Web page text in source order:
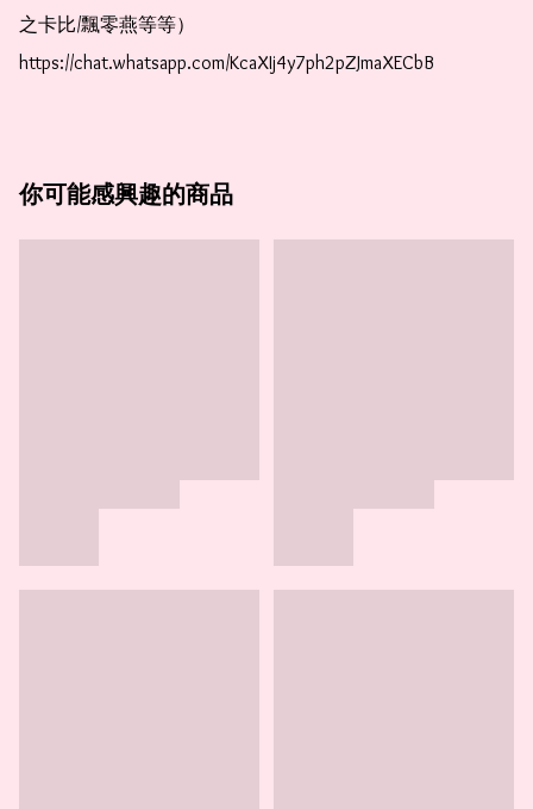
之卡比/飄零燕等等）
https://chat.whatsapp.com/KcaXIj4y7ph2pZJmaXECbB
你可能感興趣的商品